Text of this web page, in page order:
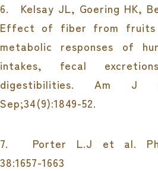
6. Kelsay JL, Goering HK,
Effect of fiber from fruits
metabolic responses of
intakes, fecal
digestibilities. Am J
Sep;34(9):1849-52.
7. Porter L.J et al.
38:1657-1663